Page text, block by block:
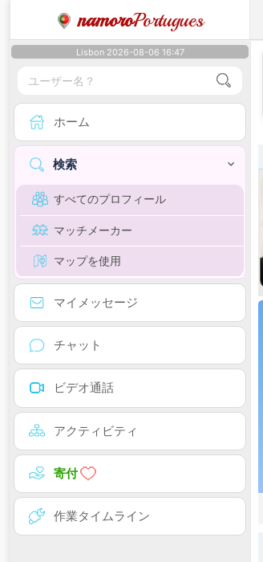
namoroPortugues
Lisbon 2026-08-06 16:47
ホーム
検索
すべてのプロフィール
マッチメーカー
マップを使用
マイメッセージ
チャット
ビデオ通話
アクティビティ
寄付
作業タイムライン